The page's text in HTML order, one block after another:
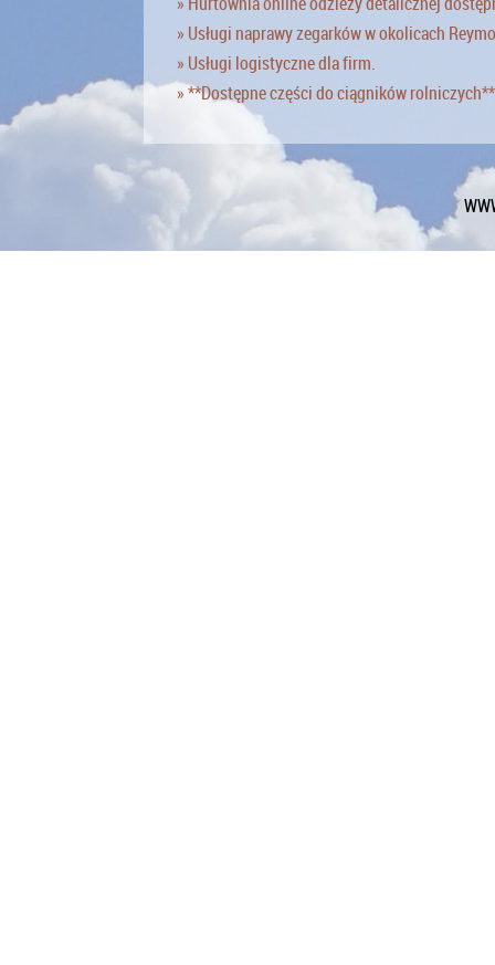
» Usługi naprawy zegarków w okolicach
» Usługi logistyczne dla firm.
» **Dostępne części do ciągników rolniczych**